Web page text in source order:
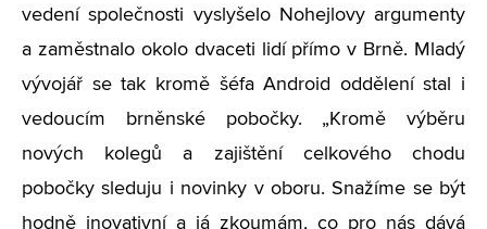
vedení společnosti vyslyšelo Nohejlovy argumenty
a zaměstnalo okolo dvaceti lidí přímo v Brně. Mladý
vývojář se tak kromě šéfa Android oddělení stal i
vedoucím brněnské pobočky. „Kromě výběru
nových kolegů a zajištění celkového chodu
pobočky sleduju i novinky v oboru. Snažíme se být
hodně inovativní a já zkoumám, co pro nás dává